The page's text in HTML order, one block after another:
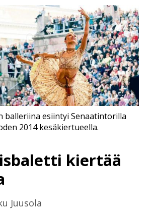
kiertää
Juusola
balleriina esiintyi Senaatintorilla
2014 kesäkiertueella.